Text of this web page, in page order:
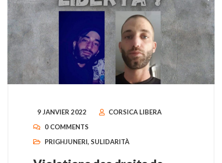
9 JANVIER 2022
CORSICA LIBERA
0 COMMENTS
PRIGHJUNERI, SULIDARITÀ